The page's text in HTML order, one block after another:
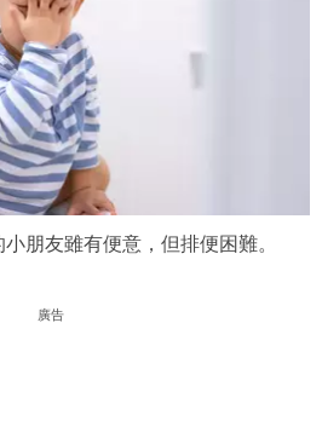
朋友雖有便意，但排便困難。
廣告